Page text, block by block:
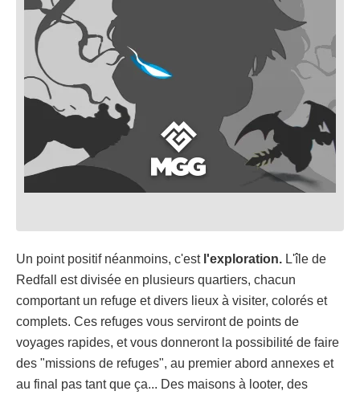
Un point positif néanmoins, c'est l'exploration. L'île de
Redfall est divisée en plusieurs quartiers, chacun
comportant un refuge et divers lieux à visiter, colorés et
complets. Ces refuges vous serviront de points de
voyages rapides, et vous donneront la possibilité de faire
des "missions de refuges", au premier abord annexes et
au final pas tant que ça... Des maisons à looter, des